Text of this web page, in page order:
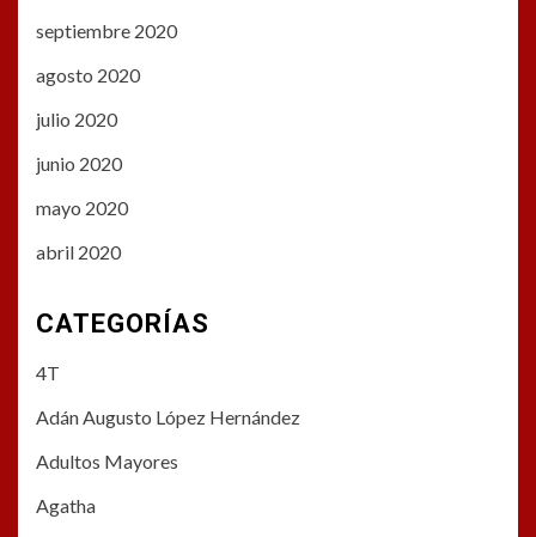
septiembre 2020
agosto 2020
julio 2020
junio 2020
mayo 2020
abril 2020
CATEGORÍAS
4T
Adán Augusto López Hernández
Adultos Mayores
Agatha